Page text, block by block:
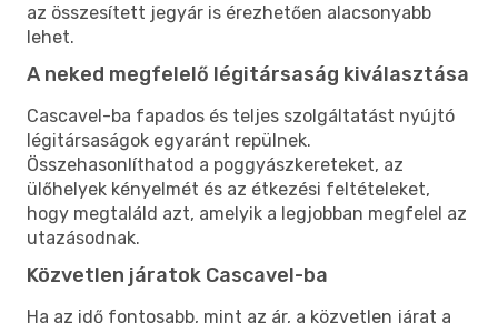
az összesített jegyár is érezhetően alacsonyabb
lehet.
A neked megfelelő légitársaság kiválasztása
Cascavel-ba fapados és teljes szolgáltatást nyújtó
légitársaságok egyaránt repülnek.
Összehasonlíthatod a poggyászkereteket, az
ülőhelyek kényelmét és az étkezési feltételeket,
hogy megtaláld azt, amelyik a legjobban megfelel az
utazásodnak.
Közvetlen járatok Cascavel-ba
Ha az idő fontosabb, mint az ár, a közvetlen járat a